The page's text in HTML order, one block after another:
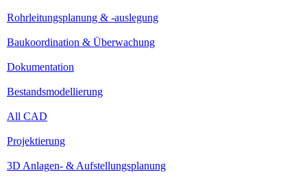
Rohrleitungsplanung & -auslegung
Baukoordination & Überwachung
Dokumentation
Bestandsmodellierung
All CAD
Projektierung
3D Anlagen- & Aufstellungsplanung